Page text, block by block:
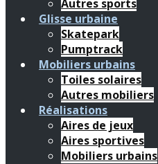
Autres sports
Glisse urbaine
Skatepark
Pumptrack
Mobiliers urbains
Toiles solaires
Autres mobiliers
Réalisations
Aires de jeux
Aires sportives
Mobiliers urbains